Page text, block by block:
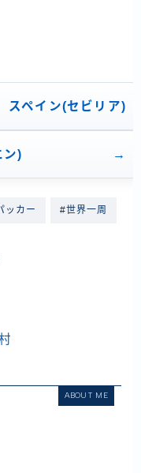
スペイン(セビリア)
ン)
ッカー #世界一周
ABOUT ME